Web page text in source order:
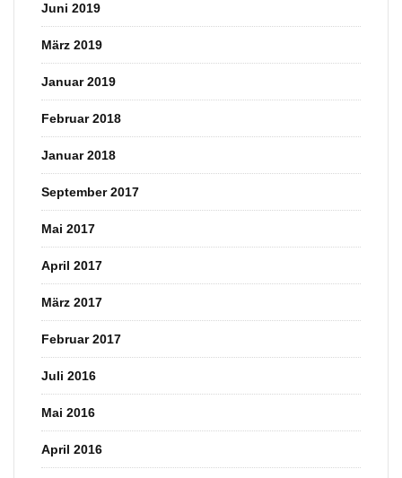
Juni 2019
März 2019
Januar 2019
Februar 2018
Januar 2018
September 2017
Mai 2017
April 2017
März 2017
Februar 2017
Juli 2016
Mai 2016
April 2016